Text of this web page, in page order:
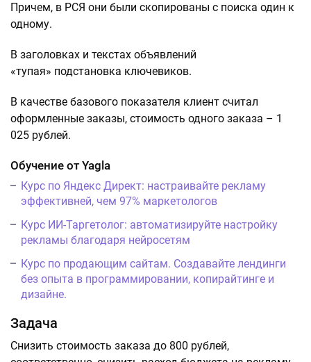
Причем, в РСЯ они были скопированы с поиска один к
одному.
В заголовках и текстах объявлений
«тупая» подстановка ключевиков.
В качестве базового показателя клиент считал
оформленные заказы, стоимость одного заказа – 1
025 рублей.
Обучение от Yagla
Курс по Яндекс Директ: настраивайте рекламу
эффективней, чем 97% маркетологов
Курс ИИ-Таргетолог: автоматизируйте настройку
рекламы благодаря нейросетям
Курс по продающим сайтам. Создавайте лендинги
без опыта в программировании, копирайтинге и
дизайне.
Задача
Снизить стоимость заказа до 800 рублей,